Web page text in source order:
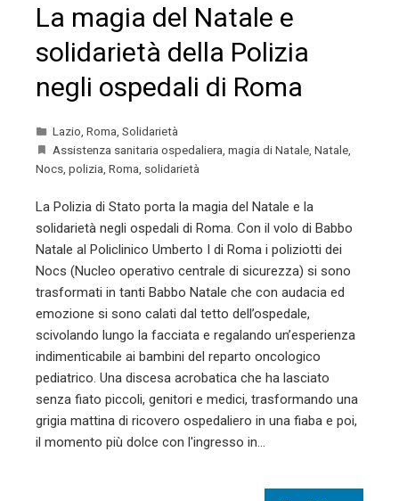
La magia del Natale e
solidarietà della Polizia
negli ospedali di Roma
Lazio Roma Solidarietà
Assistenza sanitaria ospedaliera magia di Natale Natale
Nocs polizia Roma solidarietà
La Polizia di Stato porta la magia del Natale e la
solidarietà negli ospedali di Roma. Con il volo di Babbo
Natale al Policlinico Umberto I di Roma i poliziotti dei
Nocs (Nucleo operativo centrale di sicurezza) si sono
trasformati in tanti Babbo Natale che con audacia ed
emozione si sono calati dal tetto dell’ospedale,
scivolando lungo la facciata e regalando un’esperienza
indimenticabile ai bambini del reparto oncologico
pediatrico. Una discesa acrobatica che ha lasciato
senza fiato piccoli, genitori e medici, trasformando una
grigia mattina di ricovero ospedaliero in una fiaba e poi,
il momento più dolce con l'ingresso in…